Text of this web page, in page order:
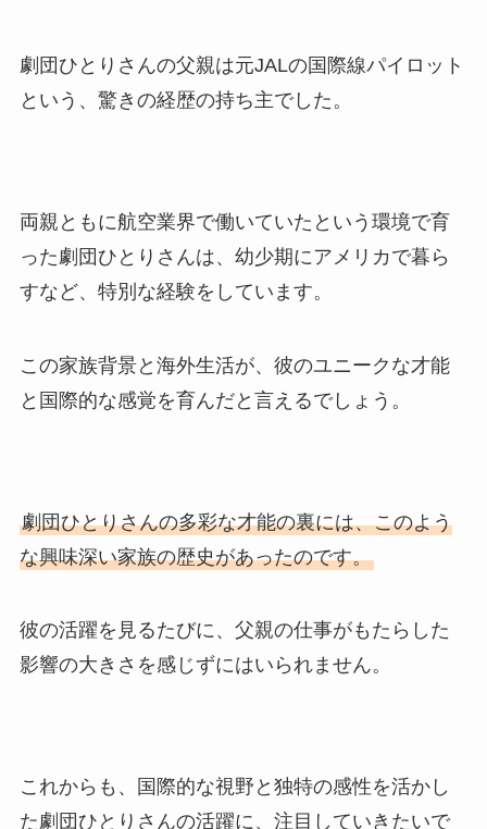
劇団ひとりさんの父親は元JALの国際線パイロット
という、驚きの経歴の持ち主でした。
両親ともに航空業界で働いていたという環境で育
った劇団ひとりさんは、幼少期にアメリカで暮ら
すなど、特別な経験をしています。
この家族背景と海外生活が、彼のユニークな才能
と国際的な感覚を育んだと言えるでしょう。
劇団ひとりさんの多彩な才能の裏には、このよう
な興味深い家族の歴史があったのです。
彼の活躍を見るたびに、父親の仕事がもたらした
影響の大きさを感じずにはいられません。
これからも、国際的な視野と独特の感性を活かし
た劇団ひとりさんの活躍に、注目していきたいで